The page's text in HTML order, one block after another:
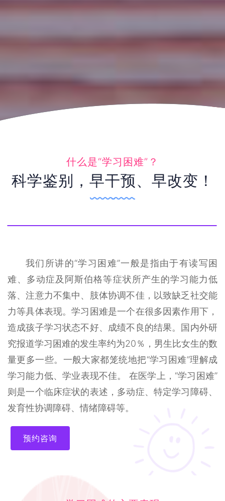
什么是“学习困难”？
科学鉴别，早干预、早改变！
我们所讲的“学习困难”一般是指由于有读写困
难、多动症及阿斯伯格等症状所产生的学习能力低
落、注意力不集中、肢体协调不佳，以致缺乏社交能
力等具体表现。学习困难是一个在很多因素作用下，
造成孩子学习状态不好、成绩不良的结果。国内外研
究报道学习困难的发生率约为20％，男生比女生的数
量更多一些。一般大家都笼统地把“学习困难”理解成
学习能力低、学业表现不佳。 在医学上，“学习困难”
则是一个临床症状的表述，多动症、特定学习障碍、
发育性协调障碍、情绪障碍等。
预约咨询